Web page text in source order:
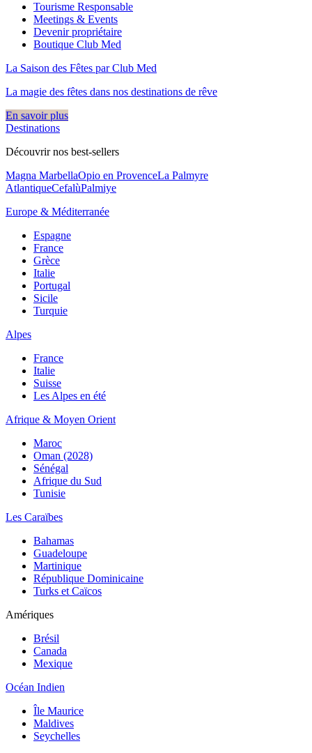
Tourisme Responsable
Meetings & Events
Devenir propriétaire
Boutique Club Med
La Saison des Fêtes par Club Med
La magie des fêtes dans nos destinations de rêve​
En savoir plus
Destinations
Découvrir nos best-sellers
Magna MarbellaOpio en ProvenceLa Palmyre
AtlantiqueCefalùPalmiye
Europe & Méditerranée
Espagne
France
Grèce
Italie
Portugal
Sicile
Turquie
Alpes
France
Italie
Suisse
Les Alpes en été
Afrique & Moyen Orient
Maroc
Oman (2028)
Sénégal
Afrique du Sud
Tunisie
Les Caraïbes
Bahamas
Guadeloupe
Martinique
République Dominicaine
Turks et Caïcos
Amériques
Brésil
Canada
Mexique
Océan Indien
Île Maurice
Maldives
Seychelles